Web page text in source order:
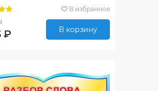
В избранное
₽ В корзину